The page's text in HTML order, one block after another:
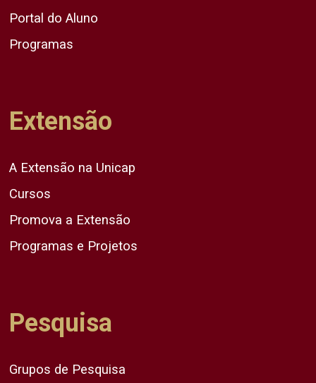
Portal do Aluno
Programas
Extensão
A Extensão na Unicap
Cursos
Promova a Extensão
Programas e Projetos
Pesquisa
Grupos de Pesquisa